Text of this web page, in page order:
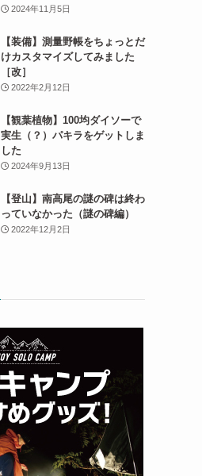
2024年11月5日
【装備】測量野帳をちょっとだ
けカスタマイズしてみました
［改］
2022年2月12日
【観葉植物】100均ダイソーで
実生（？）パキラをゲットしま
した
2024年9月13日
【登山】南高尾の謎の碑は終わ
っていなかった（謎の碑編）
2022年12月2日